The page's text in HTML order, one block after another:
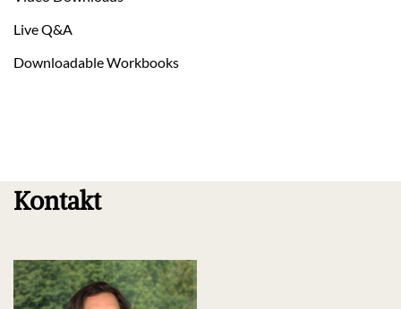
Live Q&A
Downloadable Workbooks
Kontakt